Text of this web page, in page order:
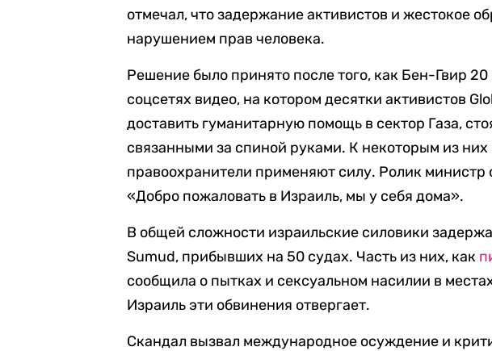
отмечал, что задержание активистов и жестокое
нарушением прав человека.
Решение было принято после того, как Бен-Гвир
соцсетях видео, на котором десятки активистов
доставить гуманитарную помощь в сектор Газа,
связанными за спиной руками. К некоторым из них
правоохранители применяют силу. Ролик
«Добро пожаловать в Израиль, мы у себя дома».
В общей сложности израильские силовики
Sumud, прибывших на 50 судах. Часть из них, как
сообщила о пытках и сексуальном насилии в
Израиль эти обвинения отвергает.
Скандал вызвал международное осуждение и